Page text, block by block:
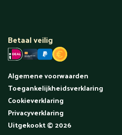
Betaal veilig
Algemene voorwaarden
Toegankelijkheidsverklaring
Cookieverklaring
Privacyverklaring
Uitgekookt© 2026